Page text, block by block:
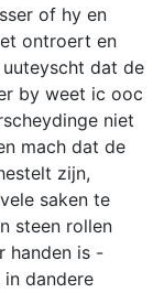
of hy en
ontroert en
dat de
by weet ic ooc
niet
mach dat de
zijn,
saken te
steen rollen
handen is -
dandere